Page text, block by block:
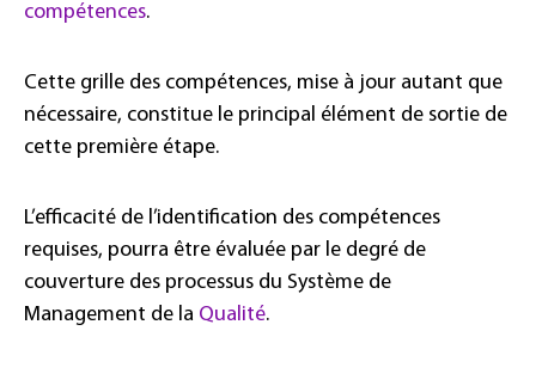
compétences.
Cette grille des compétences, mise à jour autant que
nécessaire, constitue le principal élément de sortie de
cette première étape.
L’efficacité de l’identification des compétences
requises, pourra être évaluée par le degré de
couverture des processus du Système de
Management de la Qualité.